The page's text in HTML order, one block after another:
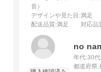
音）
デザインや見た目 :満足
配送品質:満足 対応品
no
年代:30代
都道府県: